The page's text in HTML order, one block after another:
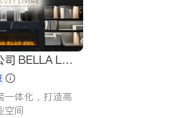
一体化，打造高
空间